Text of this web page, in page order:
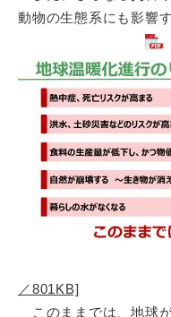
動物の生態系にも影響
／801KB]
このままでは、地球